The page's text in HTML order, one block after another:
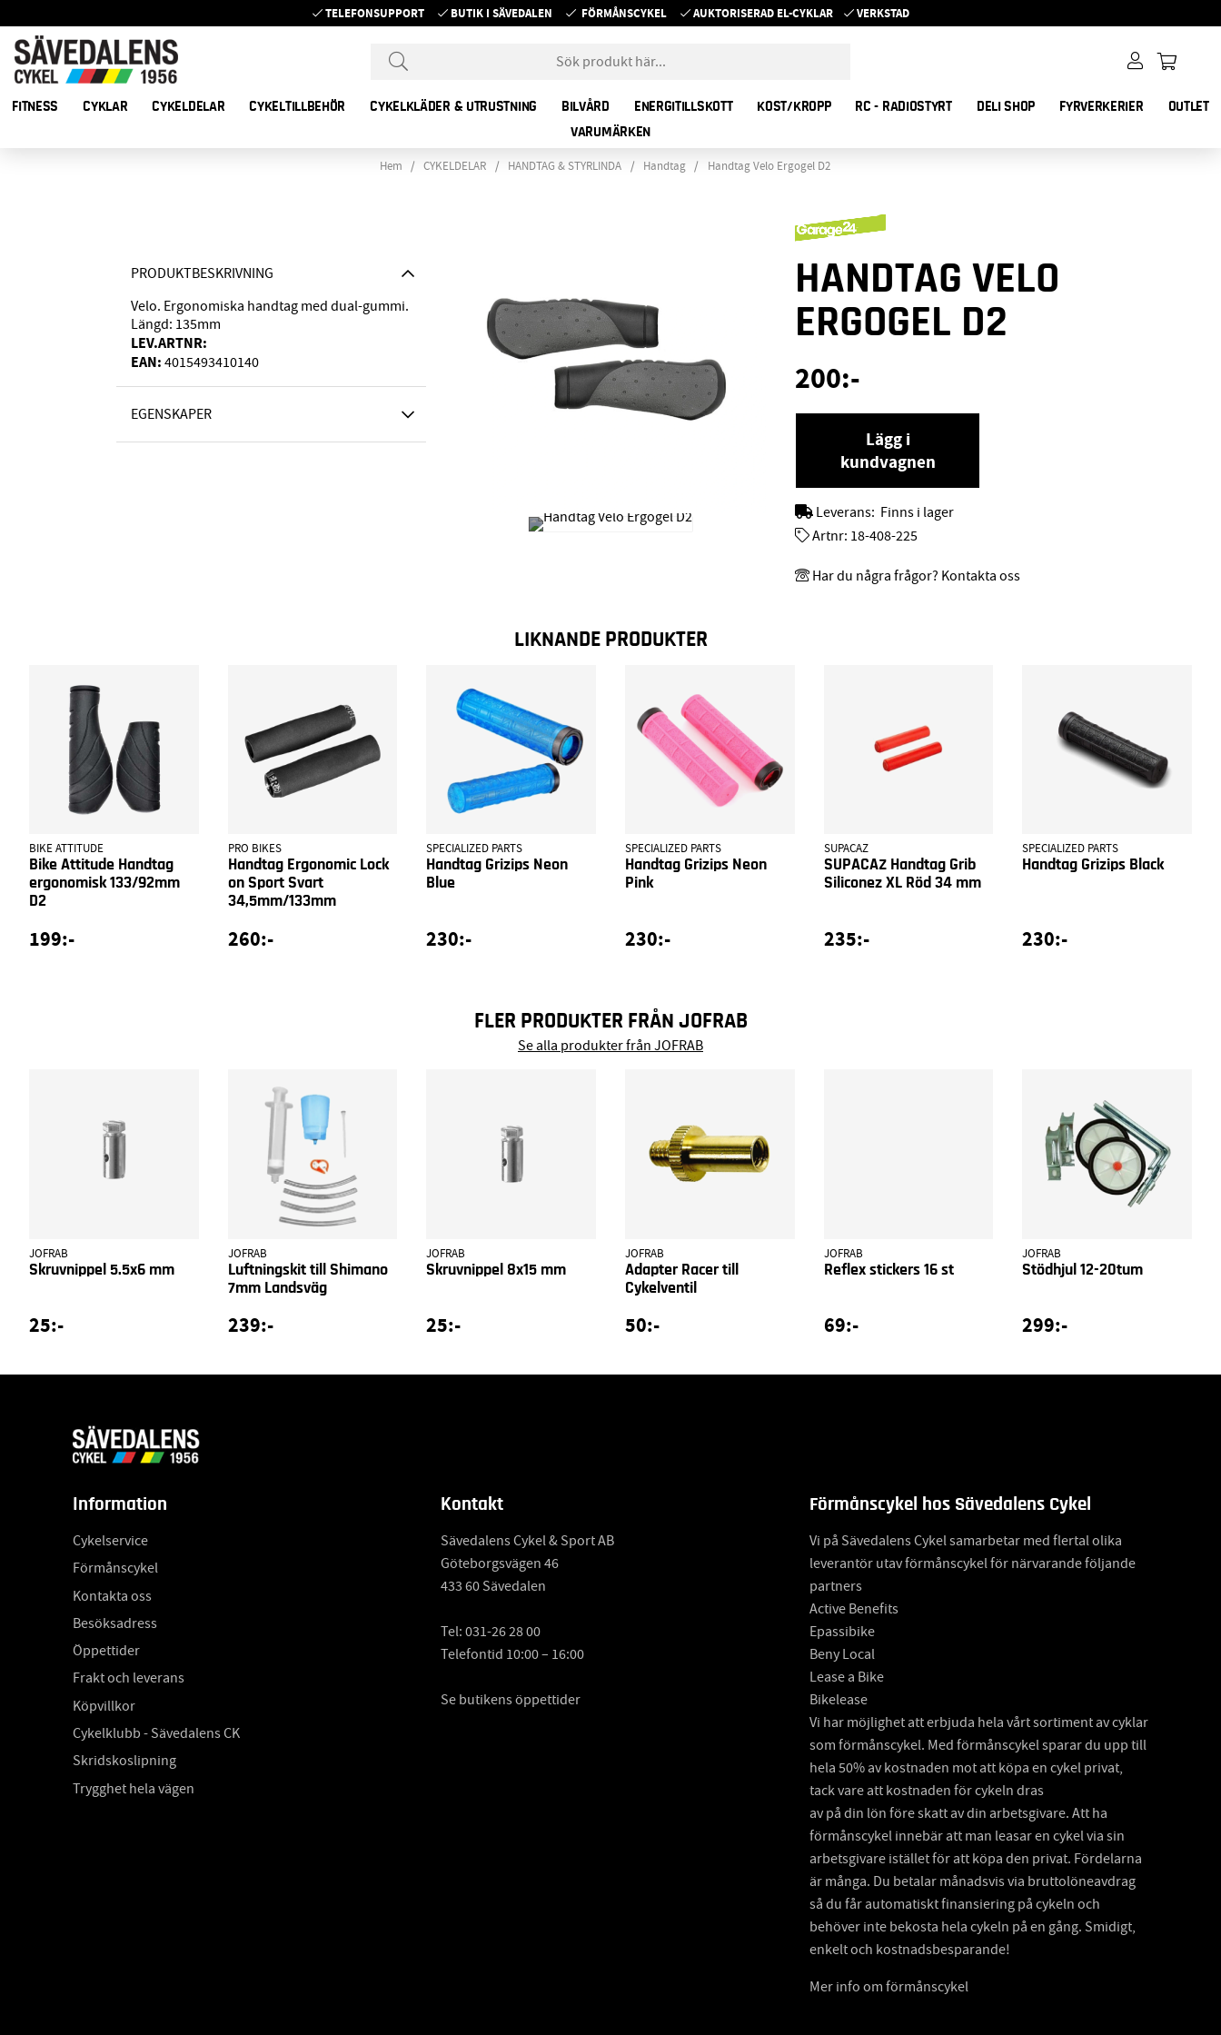
TELEFONSUPPORT BUTIK I SÄVEDALEN FÖRMÅNSCYKEL AUKTORISERAD EL-CYKLAR VERKSTAD
FITNESS CYKLAR CYKELDELAR CYKELTILLBEHÖR CYKELKLÄDER & UTRUSTNING BILVÅRD ENERGITILLSKOTT KOST/KROPP RC - RADIOSTYRT DELI SHOP FYRVERKERIER
OUTLET
VARUMÄRKEN
Hem CYKELDELAR HANDTAG & STYRLINDA Handtag Handtag Velo Ergogel D2
PRODUKTBESKRIVNING
Velo. Ergonomiska handtag med dual-gummi.
Längd: 135mm
LEV.ARTNR:
EAN: 4015493410140
EGENSKAPER
HANDTAG VELO
ERGOGEL D2
200:-
Lägg i
kundvagnen
Leverans: Finns i lager
Artnr: 18-408-225
Har du några frågor? Kontakta oss
LIKNANDE PRODUKTER
BIKE ATTITUDE
Bike Attitude Handtag
ergonomisk 133/92mm
D2
199:-
PRO BIKES
Handtag Ergonomic Lock
on Sport Svart
34,5mm/133mm
260:-
SPECIALIZED PARTS
Handtag Grizips Neon
Blue
230:-
SPECIALIZED PARTS
Handtag Grizips Neon
Pink
230:-
SUPACAZ
SUPACAZ Handtag Grib
Siliconez XL Röd 34 mm
235:-
SPECIALIZED PARTS
Handtag Grizips Black
230:-
FLER PRODUKTER FRÅN JOFRAB
Se alla produkter från JOFRAB
JOFRAB
Skruvnippel 5.5x6 mm
25:-
JOFRAB
Luftningskit till Shimano
7mm Landsväg
239:-
JOFRAB
Skruvnippel 8x15 mm
25:-
JOFRAB
Adapter Racer till
Cykelventil
50:-
JOFRAB
Reflex stickers 16 st
69:-
JOFRAB
Stödhjul 12-20tum
299:-
Information
Cykelservice
Förmånscykel
Kontakta oss
Besöksadress
Öppettider
Frakt och leverans
Köpvillkor
Cykelklubb - Sävedalens CK
Skridskoslipning
Trygghet hela vägen
Kontakt
Sävedalens Cykel & Sport AB
Göteborgsvägen 46
433 60 Sävedalen
Tel:031-26 28 00
Telefontid 10:00 – 16:00
Se butikens öppettider
Förmånscykel hos Sävedalens Cykel
Vi på Sävedalens Cykel samarbetar med flertal olika
leverantör utav förmånscykel för närvarande följande
partners
Active Benefits
Epassibike
Beny Local
Lease a Bike
Bikelease
Vi har möjlighet att erbjuda hela vårt sortiment av cyklar
som förmånscykel. Med förmånscykel sparar du upp till
hela 50% av kostnaden mot att köpa en cykel privat,
tack vare att kostnaden för cykeln dras
av på din lön före skatt av din arbetsgivare. Att ha
förmånscykel innebär att man leasar en cykel via sin
arbetsgivare istället för att köpa den privat. Fördelarna
är många. Du betalar månadsvis via bruttolöneavdrag
så du får automatiskt finansiering på cykeln och
behöver inte bekosta hela cykeln på en gång. Smidigt,
enkelt och kostnadsbesparande!
Mer info om förmånscykel